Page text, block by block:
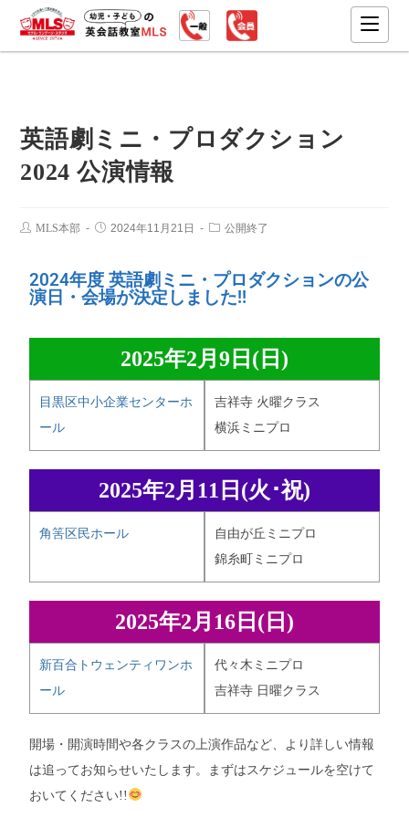
英語劇ミニ・プロダクション
2024 公演情報
MLS本部 2024年11月21日 公開終了
2024年度 英語劇ミニ・プロダクションの公
演日・会場が決定しました!!
2025年2月9日(日)
目黒区中小企業センターホ
ール
吉祥寺 火曜クラス
横浜ミニプロ
2025年2月11日(火･祝)
角筈区民ホール
自由が丘ミニプロ
錦糸町ミニプロ
2025年2月16日(日)
新百合トウェンティワンホ
ール
代々木ミニプロ
吉祥寺 日曜クラス
開場・開演時間や各クラスの上演作品など、より詳しい情報
は追ってお知らせいたします。まずはスケジュールを空けて
おいてください!!